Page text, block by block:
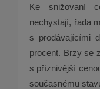
Ke snižovaní
nechystají, řada
s prodávajícími
procent. Brzy se
s příznivější
současnému